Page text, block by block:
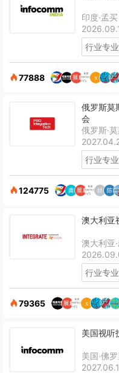
印度·孟买
行业专
77888
俄罗斯莫
会
俄罗斯·
行业专
124775
澳大利亚
澳大利亚
行业专
79365
美国视听
美国·佛